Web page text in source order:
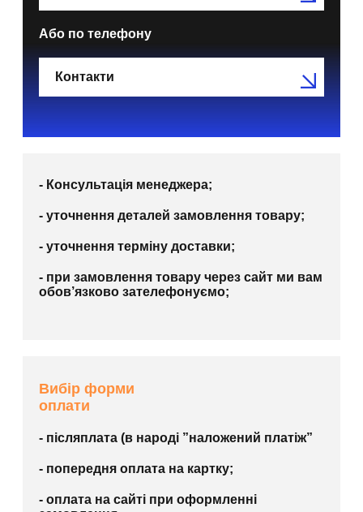
Або по телефону
Контакти
- Консультація менеджера;
- уточнення деталей замовлення товару;
- уточнення терміну доставки;
- при замовлення товару через сайт ми вам
обов’язково зателефонуємо;
Вибір форми
оплати
- післяплата (в народі ”наложений платіж”
- попередня оплата на картку;
- оплата на сайті при оформленні